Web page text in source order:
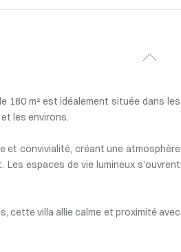
180 m² est idéalement située dans les
les environs.
et convivialité, créant une atmosphère
espaces de vie lumineux s’ouvrent
cette villa allie calme et proximité avec